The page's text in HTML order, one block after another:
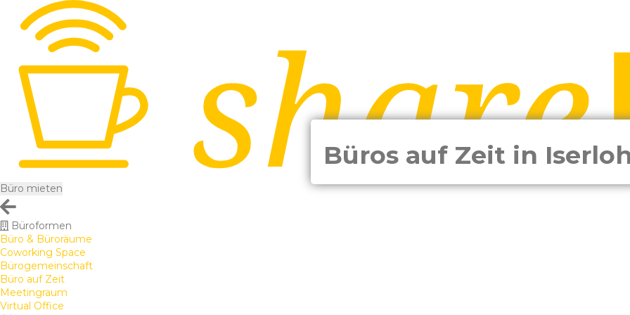
Büro mieten
Büroformen
Büro & Büroräume
Coworking Space
Bürogemeinschaft
Büro auf Zeit
Meetingraum
Virtual Office
Büros auf Zeit in